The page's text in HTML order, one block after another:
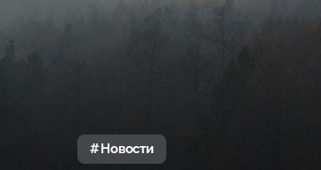
Новости